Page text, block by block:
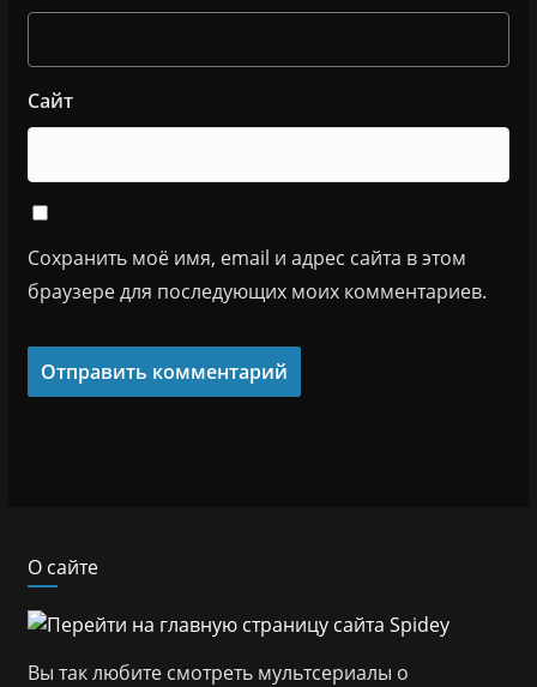
Сайт
Сохранить моё имя, email и адрес сайта в этом
браузере для последующих моих комментариев.
О сайте
Вы так любите смотреть мультсериалы о